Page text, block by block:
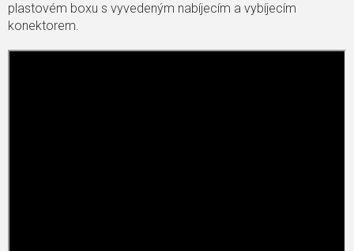
plastovém boxu s vyvedeným nabíjecím a vybíjecím
konektorem.